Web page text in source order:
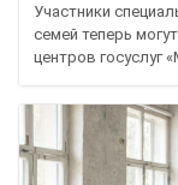
Участники
семей теперь
центров госуслуг